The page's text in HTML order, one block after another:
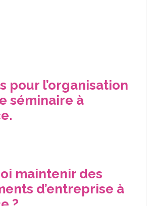
pour l’organisation
séminaire à
maintenir des
d’entreprise à